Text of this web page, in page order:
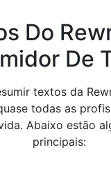
Do
De
textos da
todas as
Abaixo estão
principais: